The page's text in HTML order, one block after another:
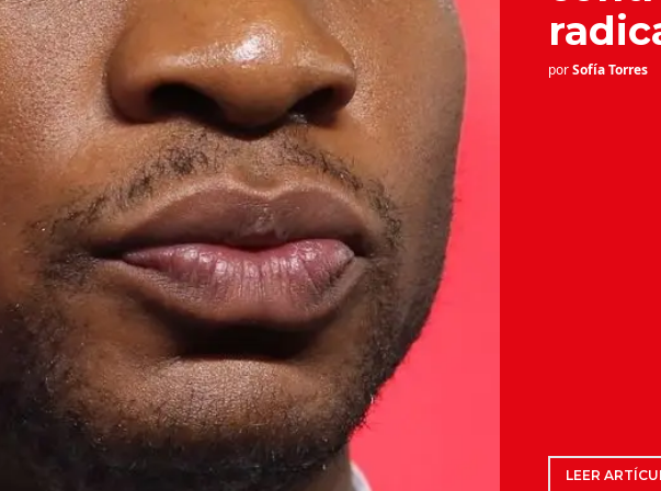
porSofía Torres
LEER